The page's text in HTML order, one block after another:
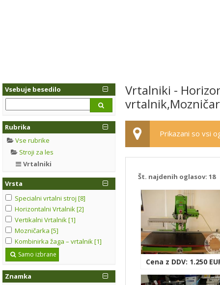
Vsebuje besedilo
Rubrika
Vse rubrike
Stroji za les
Vrtalniki
Vrsta
Specialni vrtalni stroj [8]
Horizontalni Vrtalnik [2]
Vertikalni Vrtalnik [1]
Mozničarka [5]
Kombinirka žaga – vrtalnik [1]
Samo izbrane
Znamka
Vrtalniki -
Prikazani so vsi
Št. najdenih oglasov: 18
Cena z DDV: 1.250